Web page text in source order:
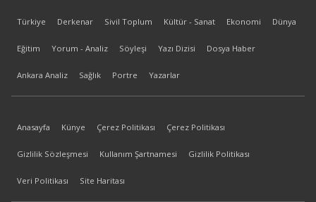
Türkiye Derkenar Sivil Toplum Kültür - Sanat Ekonomi Dünya
Eğitim Yorum - Analiz Söyleşi Yazı Dizisi Dosya Haber
Ankara Analiz Sağlık Portre Yazarlar
Anasayfa Künye Çerez Politikası Çerez Politikası
Gizlilik Sözleşmesi Kullanım Şartnamesi Gizlilik Politikası
Veri Politikası Site Haritası